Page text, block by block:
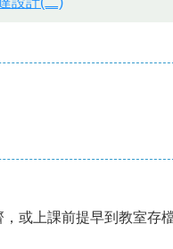
或上課前提早到教室存